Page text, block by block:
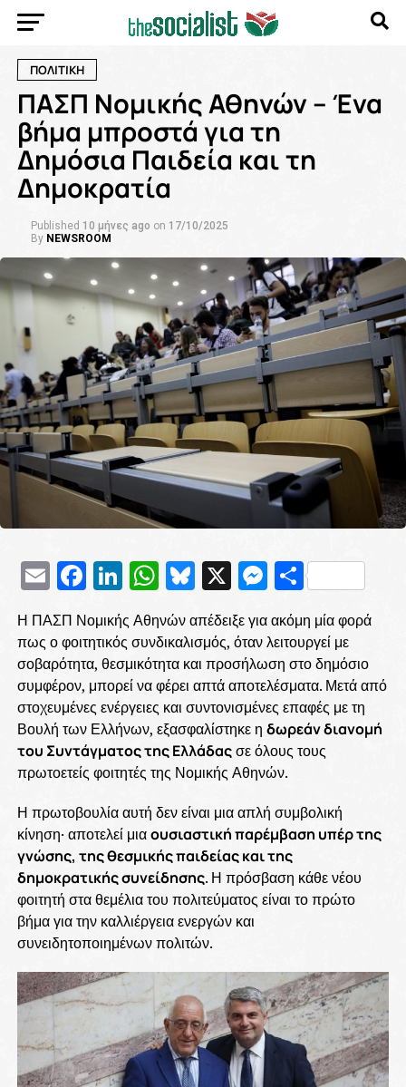
ΠΟΛΙΤΙΚΗ
ΠΑΣΠ Νομικής Αθηνών – Ένα
βήμα μπροστά για τη
Δημόσια Παιδεία και τη
Δημοκρατία
Published 10 μήνες ago on 17/10/2025
By NEWSROOM
EmailFacebook
LinkedIn
WhatsApp
Bluesky
X
Η ΠΑΣΠ Νομικής Αθηνών απέδειξε για ακόμη μία φορά
πως ο φοιτητικός συνδικαλισμός, όταν λειτουργεί με
σοβαρότητα, θεσμικότητα και προσήλωση στο δημόσιο
συμφέρον, μπορεί να φέρει απτά αποτελέσματα. Μετά από
στοχευμένες ενέργειες και συντονισμένες επαφές με τη
Βουλή των Ελλήνων, εξασφαλίστηκε η δωρεάν διανομή
του Συντάγματος της Ελλάδαςσε όλους τους
πρωτοετείς φοιτητές της Νομικής Αθηνών.
Η πρωτοβουλία αυτή δεν είναι μια απλή συμβολική
κίνηση· αποτελεί μιαουσιαστική παρέμβαση υπέρ της
γνώσης, της θεσμικής παιδείας και της
δημοκρατικής συνείδησης. Η πρόσβαση κάθε νέου
φοιτητή στα θεμέλια του πολιτεύματος είναι το πρώτο
βήμα για την καλλιέργεια ενεργών και
συνειδητοποιημένων πολιτών.